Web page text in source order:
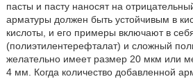
пасты и пасту наносят на
арматуры должен быть устойчивым в
кислоты, и его примеры включают в
(полиэтилентерефталат) и сложный
желательно имеет размер 20 мкм или
4 мм. Когда количество добавленной